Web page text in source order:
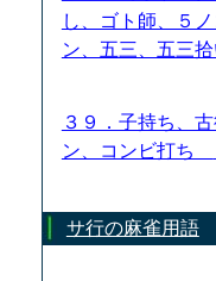
し、ゴト師、５
ン、五三、五三
３９．子持ち、
ン、コンビ打ち
サ行の麻雀用語